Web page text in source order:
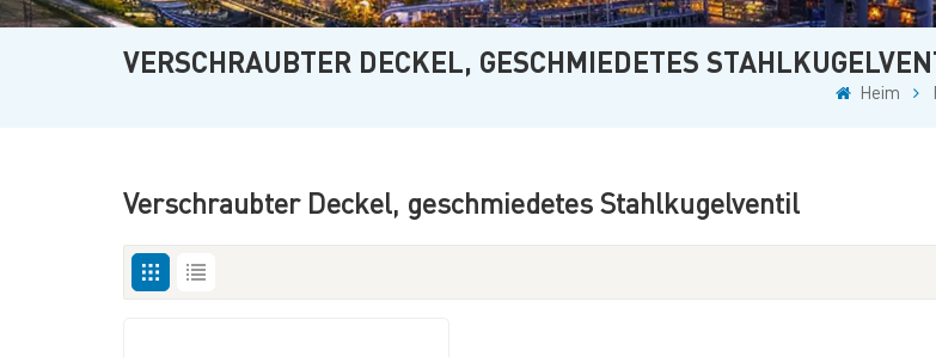
VERSCHRAUBTER DECKEL, GESCHMIEDETES
Heim
Verschraubter Deckel, geschmiedetes Stahlkugelventil